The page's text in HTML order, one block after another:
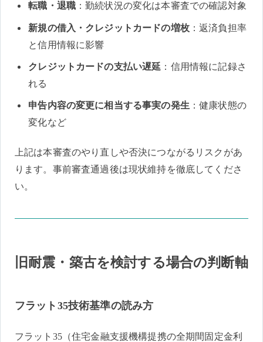
転職・退職 ：勤続状況の変化は本審査での確認対象
新規の借入・クレジットカードの増枚：返済負担率
と信用情報に影響
クレジットカードの支払い遅延 ：信用情報に記録さ
れる
申告内容の変更に相当する事実の発生 ：健康状態の
変化など
上記は本審査のやり直しや否決につながるリスクがあ
ります。事前審査通過後は現状維持を徹底してくださ
い。
旧耐震・築古を検討する場合の判断軸
フラット35技術基準の読み方
フラット35（住宅金融支援機構提携の全期間固定金利